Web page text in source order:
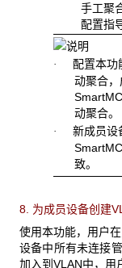
手工聚
配置指
· 配置本功
动聚合
动聚合。
· 新成员设
致。
8. 为成员设备创建
使用本功能，用户
设备中所有未连接
加入到VLAN中，用